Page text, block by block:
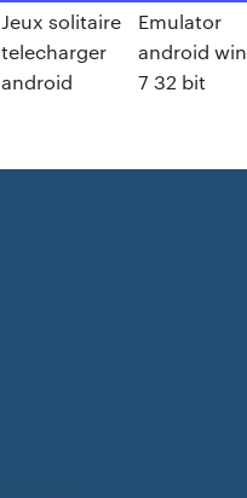
Jeux solitaire
telecharger
android
Emulator
android win
7 32 bit